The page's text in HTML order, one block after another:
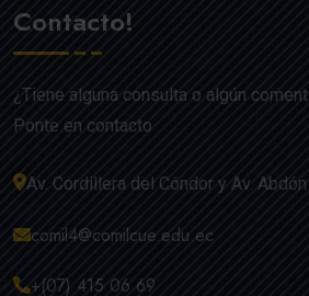
Contacto!
¿Tiene alguna consulta o algún
Ponte en contacto
Av. Cordillera del Cóndor y Av.
comil4@comilcue.edu.ec
+(07) 415 06 69